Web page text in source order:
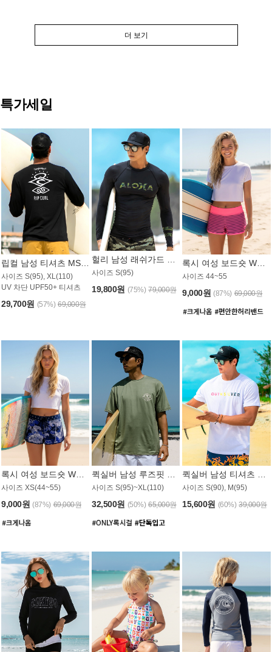
더 보기
특가세일
사이즈 S(95), XL(110)
UV 차단 UPF50+ 티셔츠
29,700원 (57%) 69,000원
사이즈 S(95)
19,800원 (75%) 79,000원
사이즈 44~55
9,000원 (87%) 69,000원
사이즈 XS(44~55)
9,000원 (87%) 69,000원
사이즈 S(95)~XL(110)
32,500원 (50%) 65,000원
사이즈 S(90), M(95)
15,600원 (60%) 39,000원